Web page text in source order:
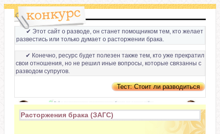
✔ Этот сайт о разводе, он станет помощником тем, кто желает
развестись или только думает о расторжении брака.
✔ Конечно, ресурс будет полезен также тем, кто уже прекратил
свои отношения, но не решил иные вопросы, которые связанны с
разводом супругов.
Расторжения брака (ЗАГС)